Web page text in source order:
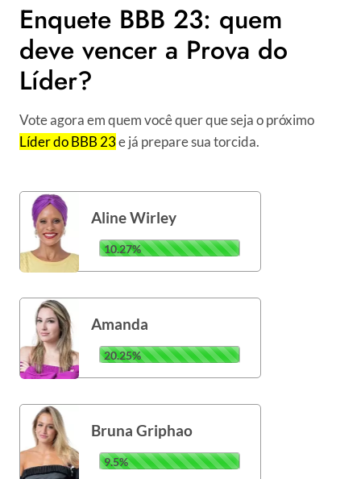
Enquete BBB 23: quem
deve vencer a Prova do
Líder?
Vote agora em quem você quer que seja o próximo
Líder do BBB 23e já prepare sua torcida.
Aline Wirley
10.27%
Amanda
20.25%
Bruna Griphao
9.5%